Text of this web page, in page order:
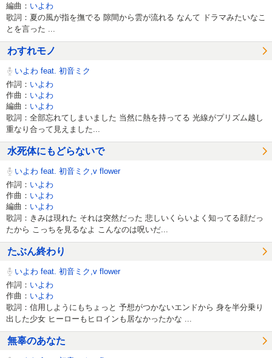
編曲： いよわ
歌詞：夏の風が指を撫でる 隙間から雲が流れる なんて ドラマみたいなこ
とを言った ...
わすれモノ
いよわ feat. 初音ミク
作詞： いよわ
作曲： いよわ
編曲： いよわ
歌詞：全部忘れてしまいました 当然に熱を持ってる 光線がプリズム越し
重なり合って見えました...
水死体にもどらないで
いよわ feat. 初音ミク,v flower
作詞： いよわ
作曲： いよわ
編曲： いよわ
歌詞：きみは現れた それは突然だった 悲しいくらいよく知ってる顔だっ
たから こっちを見るなよ こんなのは呪いだ...
たぶん終わり
いよわ feat. 初音ミク,v flower
作詞： いよわ
作曲： いよわ
歌詞：信用しようにもちょっと 予想がつかないエンドから 身を半分乗り
出した少女 ヒーローもヒロインも居なかったかな ...
無辜のあなた